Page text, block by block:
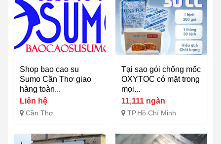
Shop bao cao su
Sumo Cần Thơ giao
hàng toàn...
Liên hệ
Cần Thơ
Tại sao gói chống mốc
OXYTOC có mặt trong
mọi...
11,111 ngàn
TP.Hồ Chí Minh